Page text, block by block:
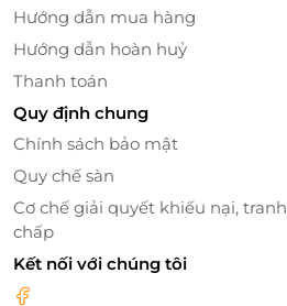
Hướng dẫn mua hàng
Hướng dẫn hoàn huỷ
Thanh toán
Quy định chung
Chính sách bảo mật
Quy chế sàn
Cơ chế giải quyết khiếu nại, tranh
chấp
Kết nối với chúng tôi